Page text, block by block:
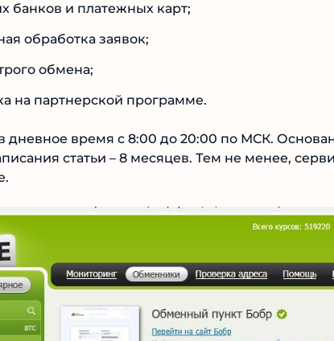
банков и платежных карт;
обработка заявок;
обмена;
на партнерской программе.
дневное время с 8:00 до 20:00 по МСК.
статьи – 8 месяцев. Тем не менее,